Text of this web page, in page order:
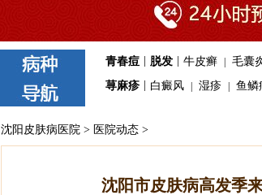
牛皮癣
青春痘 脱发 毛囊
白癜风
荨麻疹 湿疹 鱼鳞
沈阳皮肤病医院 > 医院动态 >
沈阳市皮肤病高发季